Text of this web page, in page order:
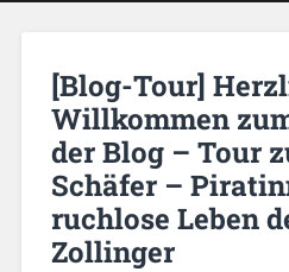
[Blog-Tour]
Willkommen
der Blog – Tour
Schäfer –
ruchlose Leben
Zollinger